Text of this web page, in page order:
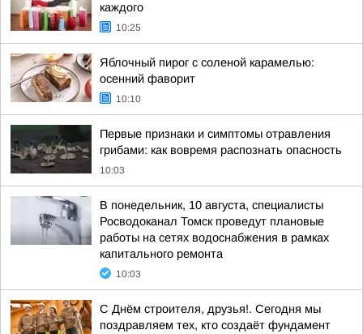
каждого
10:25
Яблочный пирог с соленой карамелью:
осенний фаворит
10:10
Первые признаки и симптомы отравления
грибами: как вовремя распознать опасность
10:03
В понедельник, 10 августа, специалисты
Росводоканал Томск проведут плановые
работы на сетях водоснабжения в рамках
капитального ремонта
10:03
С Днём строителя, друзья!. Сегодня мы
поздравляем тех, кто создаёт фундамент